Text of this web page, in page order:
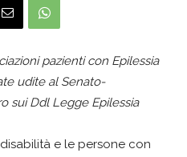
pazienti con Epilessia
udite al Senato-
sui Ddl Legge Epilessia
e le persone con